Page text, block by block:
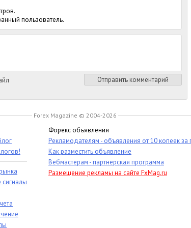
пользователь.
Отправить комментарий
Forex Magazine © 2004-2026
Форекс объявления
Рекламодателям - объявления от 10 копеек за
Как разместить объявление
Вебмастерам - партнерская программа
Размещение рекламы на сайте FxMag.ru